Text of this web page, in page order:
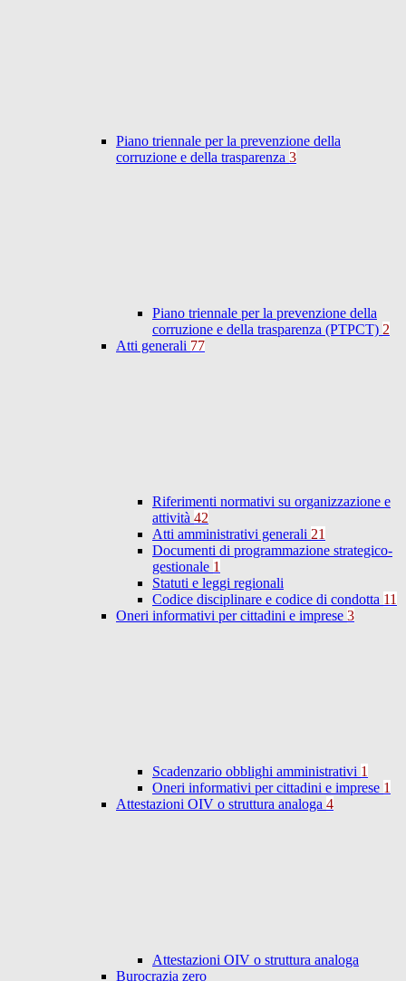
Piano triennale per la prevenzione della
corruzione e della trasparenza 3
Piano triennale per la prevenzione della
corruzione e della trasparenza (PTPCT) 2
Atti generali 77
Riferimenti normativi su organizzazione e
attività 42
Atti amministrativi generali 21
Documenti di programmazione strategico-
gestionale 1
Statuti e leggi regionali
Codice disciplinare e codice di condotta 11
Oneri informativi per cittadini e imprese 3
Scadenzario obblighi amministrativi 1
Oneri informativi per cittadini e imprese 1
Attestazioni OIV o struttura analoga 4
Attestazioni OIV o struttura analoga
Burocrazia zero